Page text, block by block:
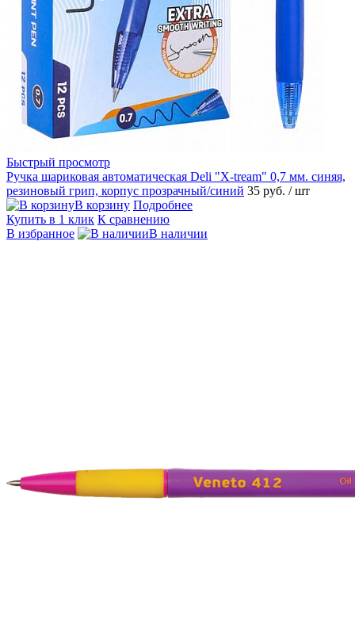
Быстрый просмотр
Ручка шариковая автоматическая Deli "X-tream" 0,7 мм. синяя,
резиновый грип, корпус прозрачный/синий 35 руб. / шт
В корзину Подробнее
Купить в 1 клик К сравнению
В избранное
В наличии